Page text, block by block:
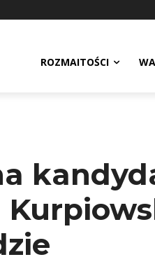
ROZMAITOŚCI